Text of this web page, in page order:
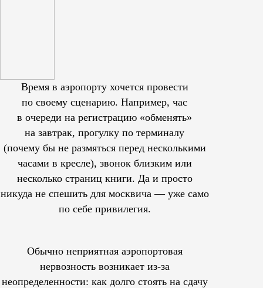
Время в аэропорту хочется провести
по своему сценарию. Например, час
в очереди на регистрацию «обменять»
на завтрак, прогулку по терминалу
(почему бы не размяться перед несколькими
часами в кресле), звонок близким или
несколько страниц книги. Да и просто
никуда не спешить для москвича — уже само
по себе привилегия.
Обычно неприятная аэропортовая
нервозность возникает из-за
неопределенности: как долго стоять на сдачу